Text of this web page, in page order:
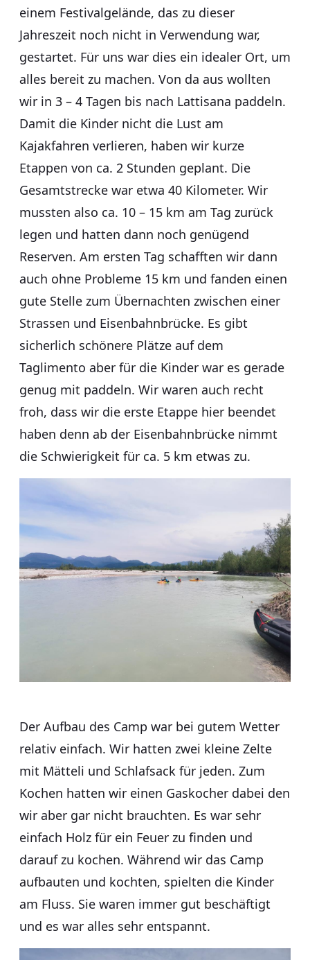
einem Festivalgelände, das zu dieser
Jahreszeit noch nicht in Verwendung war,
gestartet. Für uns war dies ein idealer Ort, um
alles bereit zu machen. Von da aus wollten
wir in 3 – 4 Tagen bis nach Lattisana paddeln.
Damit die Kinder nicht die Lust am
Kajakfahren verlieren, haben wir kurze
Etappen von ca. 2 Stunden geplant. Die
Gesamtstrecke war etwa 40 Kilometer. Wir
mussten also ca. 10 – 15 km am Tag zurück
legen und hatten dann noch genügend
Reserven. Am ersten Tag schafften wir dann
auch ohne Probleme 15 km und fanden einen
gute Stelle zum Übernachten zwischen einer
Strassen und Eisenbahnbrücke. Es gibt
sicherlich schönere Plätze auf dem
Taglimento aber für die Kinder war es gerade
genug mit paddeln. Wir waren auch recht
froh, dass wir die erste Etappe hier beendet
haben denn ab der Eisenbahnbrücke nimmt
die Schwierigkeit für ca. 5 km etwas zu.
Der Aufbau des Camp war bei gutem Wetter
relativ einfach. Wir hatten zwei kleine Zelte
mit Mätteli und Schlafsack für jeden. Zum
Kochen hatten wir einen Gaskocher dabei den
wir aber gar nicht brauchten. Es war sehr
einfach Holz für ein Feuer zu finden und
darauf zu kochen. Während wir das Camp
aufbauten und kochten, spielten die Kinder
am Fluss. Sie waren immer gut beschäftigt
und es war alles sehr entspannt.